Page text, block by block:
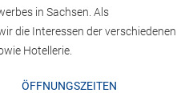
in Sachsen. Als
die Interessen der verschiedenen
Hotellerie.
ÖFFNUNGSZEITEN